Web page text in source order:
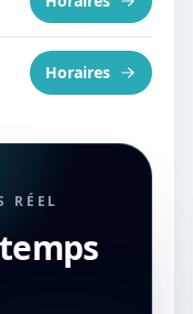
Horaires
RÉEL